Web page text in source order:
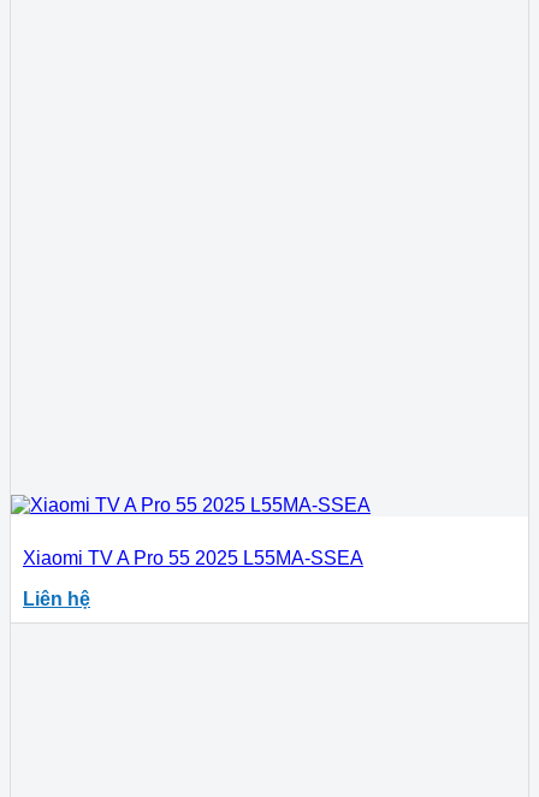
Xiaomi TV A Pro 55 2025 L55MA-SSEA
Liên hệ